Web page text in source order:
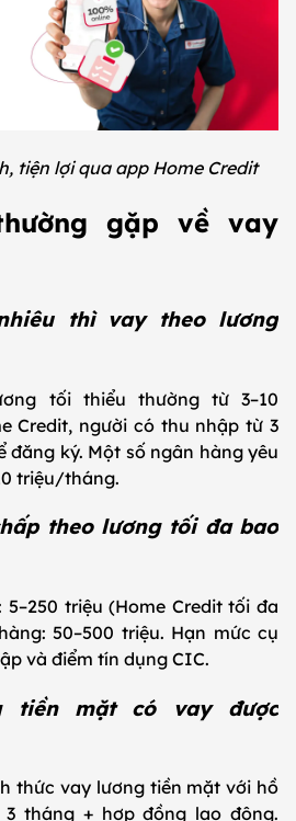
tiện lợi qua app Home Credit
gặp về vay
thì vay theo lương
tối thiểu thường từ 3–10
Credit, người có thu nhập từ 3
ký. Một số ngân hàng yêu
triệu/tháng.
theo lương tối đa bao
triệu (Home Credit tối đa
50–500 triệu. Hạn mức cụ
và điểm tín dụng CIC.
tiền mặt có vay được
thức vay lương tiền mặt với hồ
tháng + hợp đồng lao động.